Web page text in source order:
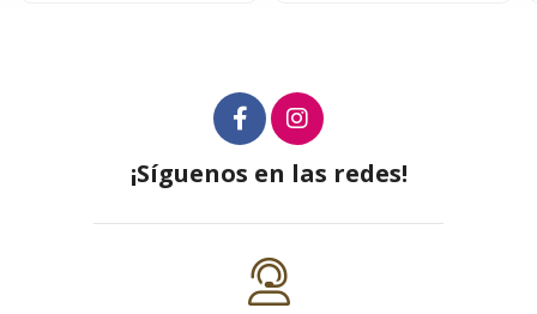
¡Síguenos en las redes!